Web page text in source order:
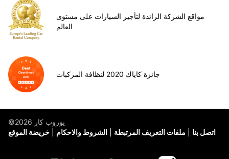
مواقع الشركة الرائدة لتأجير السيارات على مستوى
العالم
جائزة كاياك 2020 لنظافة المركبات
©يوروب كار 2026
خريضة الموقع
الشروط والاحكام ملفات التعريف المرتبطة اتصل بنا